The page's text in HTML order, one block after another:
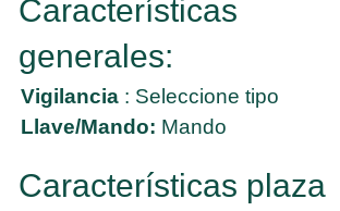
Características
generales:
Vigilancia : Seleccione tipo
Llave/Mando: Mando
Características plaza